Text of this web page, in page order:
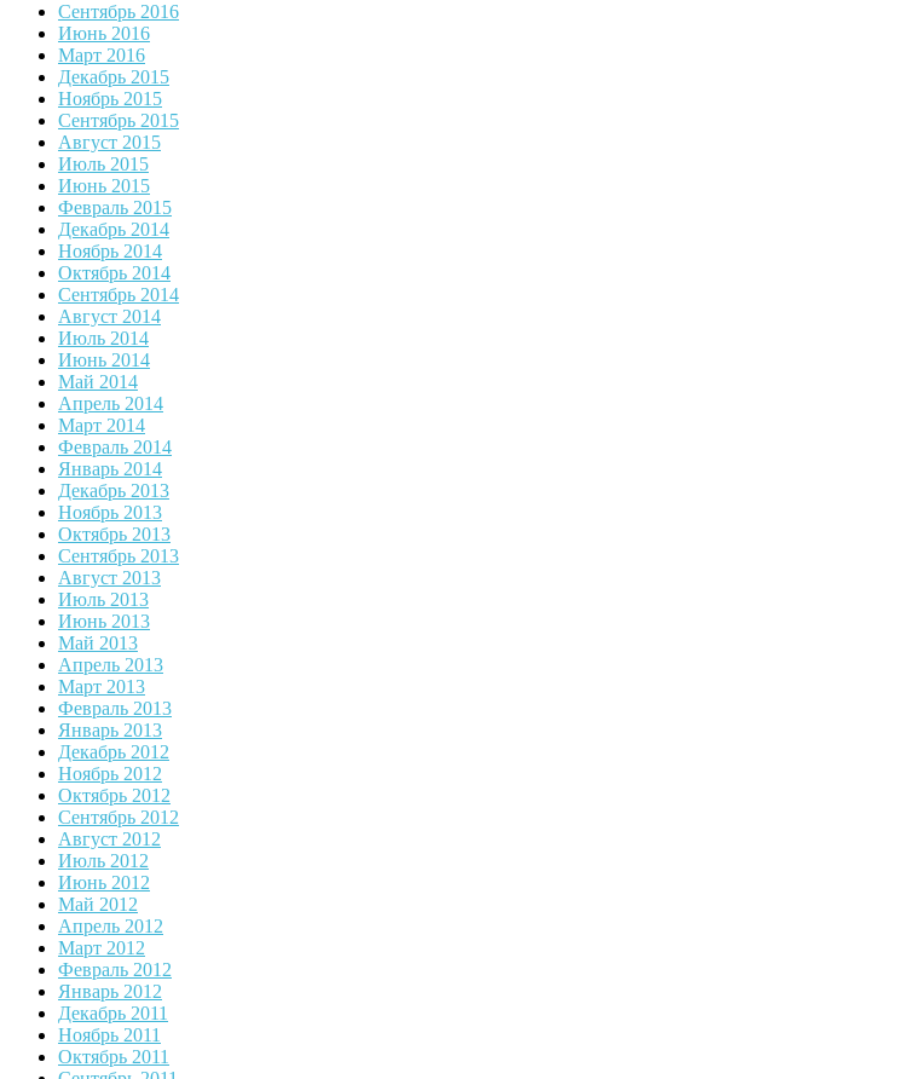
Сентябрь 2016
Июнь 2016
Март 2016
Декабрь 2015
Ноябрь 2015
Сентябрь 2015
Август 2015
Июль 2015
Июнь 2015
Февраль 2015
Декабрь 2014
Ноябрь 2014
Октябрь 2014
Сентябрь 2014
Август 2014
Июль 2014
Июнь 2014
Май 2014
Апрель 2014
Март 2014
Февраль 2014
Январь 2014
Декабрь 2013
Ноябрь 2013
Октябрь 2013
Сентябрь 2013
Август 2013
Июль 2013
Июнь 2013
Май 2013
Апрель 2013
Март 2013
Февраль 2013
Январь 2013
Декабрь 2012
Ноябрь 2012
Октябрь 2012
Сентябрь 2012
Август 2012
Июль 2012
Июнь 2012
Май 2012
Апрель 2012
Март 2012
Февраль 2012
Январь 2012
Декабрь 2011
Ноябрь 2011
Октябрь 2011